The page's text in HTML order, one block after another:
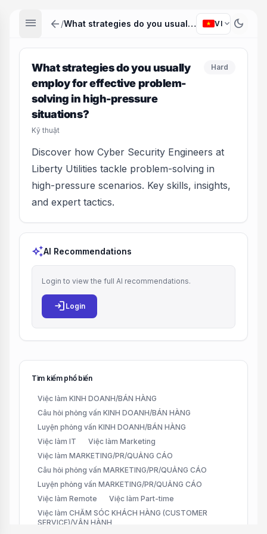
menu arrow_back / What strategies do you usually employ for effective problem-solving in high-pressure situations? VI expand_more dark_mode
What strategies do you usually
employ for effective problem-
solving in high-pressure
situations?
Kỹ thuật
Hard
Discover how Cyber Security Engineers at
Liberty Utilities tackle problem-solving in
high-pressure scenarios. Key skills, insights,
and expert tactics.
auto_awesomeAI Recommendations
Login to view the full AI recommendations.
login Login
Tìm kiếm phổ biến
Việc làm KINH DOANH/BÁN HÀNG
Câu hỏi phỏng vấn KINH DOANH/BÁN HÀNG
Luyện phỏng vấn KINH DOANH/BÁN HÀNG
Việc làm IT
Việc làm Marketing
Việc làm MARKETING/PR/QUẢNG CÁO
Câu hỏi phỏng vấn MARKETING/PR/QUẢNG CÁO
Luyện phỏng vấn MARKETING/PR/QUẢNG CÁO
Việc làm Remote
Việc làm Part-time
Việc làm CHĂM SÓC KHÁCH HÀNG (CUSTOMER
SERVICE)/VẬN HÀNH